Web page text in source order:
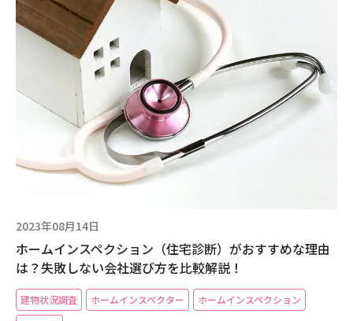
2023年08月14日
ホームインスペクション（住宅診断）がおすすめな理由
は？失敗しない会社選び方を比較解説！
建物状況調査 ホームインスペクター
ホームインスペクション